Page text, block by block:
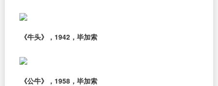
《牛头》，1942，毕加索
《公牛》，1958，毕加索